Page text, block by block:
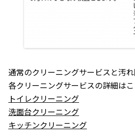
通常のクリーニングサービスと汚
各クリーニングサービスの詳細はこ
トイレクリーニング
洗面台クリーニング
キッチンクリーニング